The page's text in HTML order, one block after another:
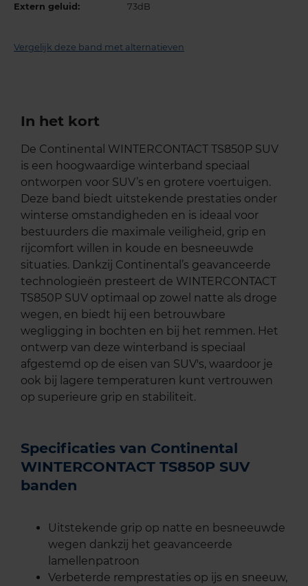
Extern geluid: 73dB
Vergelijk deze band met alternatieven
In het kort
De Continental WINTERCONTACT TS850P SUV
is een hoogwaardige winterband speciaal
ontworpen voor SUV’s en grotere voertuigen.
Deze band biedt uitstekende prestaties onder
winterse omstandigheden en is ideaal voor
bestuurders die maximale veiligheid, grip en
rijcomfort willen in koude en besneeuwde
situaties. Dankzij Continental’s geavanceerde
technologieën presteert de WINTERCONTACT
TS850P SUV optimaal op zowel natte als droge
wegen, en biedt hij een betrouwbare
wegligging in bochten en bij het remmen. Het
ontwerp van deze winterband is speciaal
afgestemd op de eisen van SUV's, waardoor je
ook bij lagere temperaturen kunt vertrouwen
op superieure grip en stabiliteit.
Specificaties van Continental
WINTERCONTACT TS850P SUV
banden
Uitstekende grip op natte en besneeuwde
wegen dankzij het geavanceerde
lamellenpatroon
Verbeterde remprestaties op ijs en sneeuw,